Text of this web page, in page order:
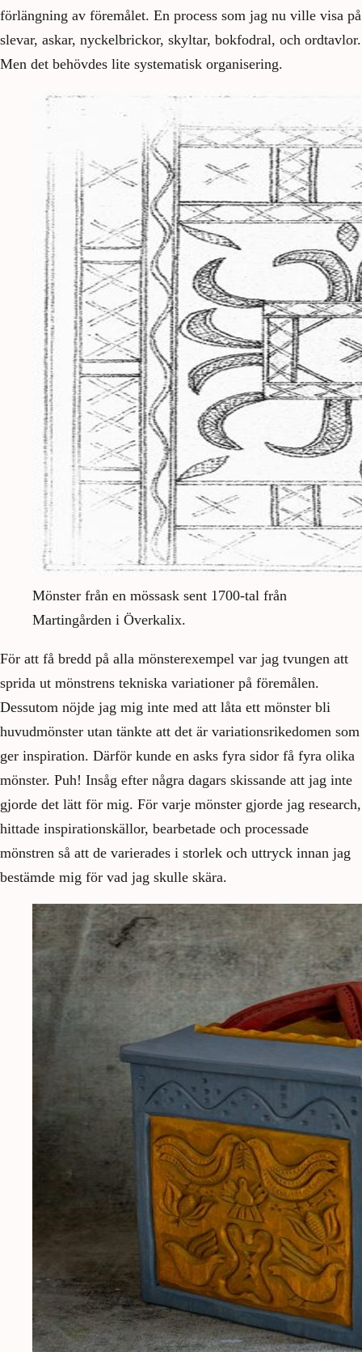
förlängning av föremålet. En process som jag nu ville visa på
slevar, askar, nyckelbrickor, skyltar, bokfodral, och ordtavlor.
Men det behövdes lite systematisk organisering.
Mönster från en mössask sent 1700-tal från
Martingården i Överkalix.
För att få bredd på alla mönsterexempel var jag tvungen att
sprida ut mönstrens tekniska variationer på föremålen.
Dessutom nöjde jag mig inte med att låta ett mönster bli
huvudmönster utan tänkte att det är variationsrikedomen som
ger inspiration. Därför kunde en asks fyra sidor få fyra olika
mönster. Puh! Insåg efter några dagars skissande att jag inte
gjorde det lätt för mig. För varje mönster gjorde jag research,
hittade inspirationskällor, bearbetade och processade
mönstren så att de varierades i storlek och uttryck innan jag
bestämde mig för vad jag skulle skära.